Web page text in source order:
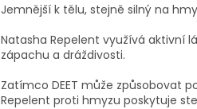
Jemnější k tělu, stejně silný na
Natasha Repelent využívá aktivní
zápachu a dráždivosti.
Zatímco DEET může způsobovat
Repelent proti hmyzu poskytuje